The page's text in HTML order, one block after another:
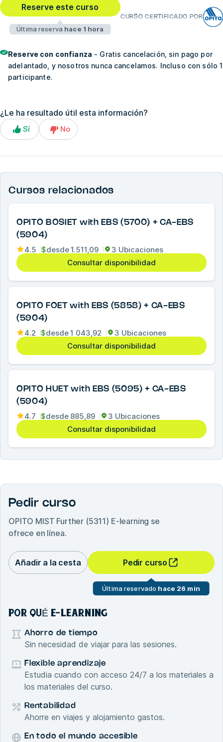
Reserve este curso
Última reserva hace 1 hora
CURSO CERTIFICADO POR
Reserve con confianza - Gratis cancelación, sin pago por
adelantado, y nosotros nunca cancelamos. Incluso con sólo 1
participante.
¿Le ha resultado útil esta información?
Sí No
Cursos relacionados
OPITO BOSIET with EBS (5700) + CA-EBS
(5904)
4.5 $desde1.511,09
3 Ubicaciones
Consultar disponibilidad
OPITO FOET with EBS (5858) + CA-EBS
(5904)
4.2 $desde1 043,92
3 Ubicaciones
Consultar disponibilidad
OPITO HUET with EBS (5095) + CA-EBS
(5904)
4.7 $desde 885,89
3 Ubicaciones
Consultar disponibilidad
Pedir curso
OPITO MIST Further (5311) E-learning se
ofrece en línea.
Añadir a la cesta Pedir curso
Última reservado hace 26 min
POR QUÉ E-LEARNING
Ahorro de tiempo
Sin necesidad de viajar para las sesiones.
Flexible aprendizaje
Estudia cuando con acceso 24/7 a los materiales a
los materiales del curso.
Rentabilidad
Ahorre en viajes y alojamiento gastos.
En todo el mundo accesible